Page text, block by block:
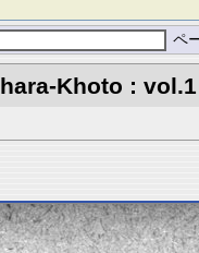
ペ
Khoto : vol.1